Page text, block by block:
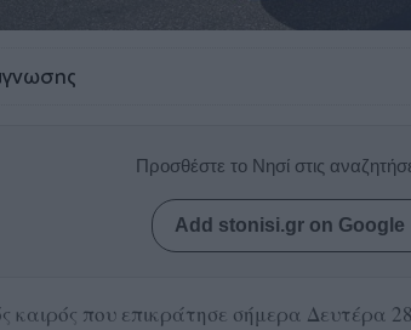
Προσθέστε το Νησί στις
Add stonisi.gr on Google
καιρός που επικράτησε σήμερα Δευτέρα